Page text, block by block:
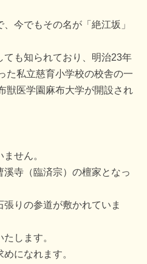
今でもその名が「絶江坂」
ても知られており、明治23年
た私立慈育小学校の校舎の一
獣医学園麻布大学が開設され
せん。
寺（臨済宗）の檀家となっ
りの参道が敷かれていま
します。
になれます。